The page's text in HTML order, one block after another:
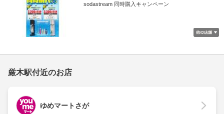
sodastream 同時購入キャンペーン
厳木駅付近のお店
ゆめマートさが